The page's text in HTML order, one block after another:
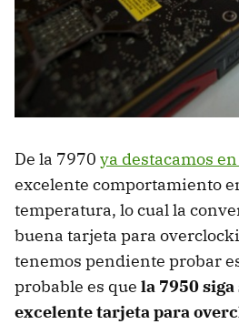
De la 7970 ya destacamos
excelente comportamiento
temperatura, lo cual la
buena tarjeta para
tenemos pendiente probar
probable es que la 7950
excelente tarjeta para